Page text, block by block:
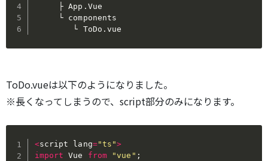
     ├ App.Vue
     └ components
        └ ToDo.vue
ToDo.vueは以下のようになりました。
※長くなってしまうので、script部分のみになります。
<script lang="ts">
import Vue from "vue" ;